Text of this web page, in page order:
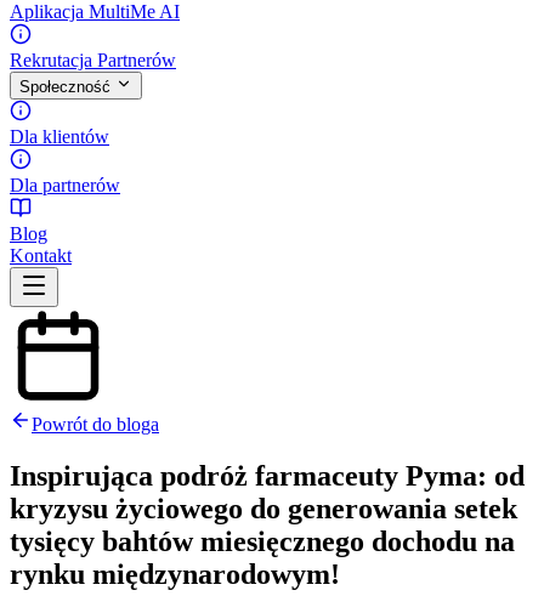
Aplikacja MultiMe AI
Rekrutacja Partnerów
Społeczność
Dla klientów
Dla partnerów
Blog
Kontakt
Powrót do bloga
Inspirująca podróż farmaceuty Pyma: od
kryzysu życiowego do generowania setek
tysięcy bahtów miesięcznego dochodu na
rynku międzynarodowym!